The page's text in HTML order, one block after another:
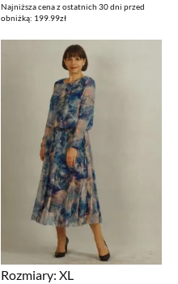
cena
cena
Najniższa cena z ostatnich 30 dni przed
obniżką: 199.99zł
Rozmiary: XL